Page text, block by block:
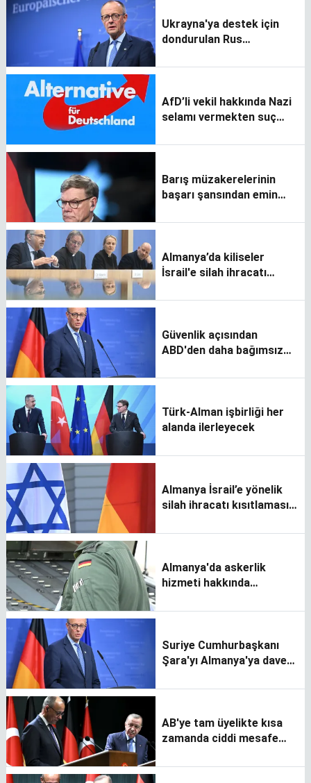
Ukrayna'ya destek için
dondurulan Rus
önerdi
AfD’li vekil hakkında Nazi
selamı vermekten suç
Barış müzakerelerinin
başarı şansından emin
Almanya’da kiliseler
İsrail'e silah ihracatı
Güvenlik açısından
ABD'den daha bağımsız
Türk-Alman işbirliği her
alanda ilerleyecek
Almanya İsrail’e yönelik
silah ihracatı kısıtlamasını
Almanya'da askerlik
hizmeti hakkında
Suriye Cumhurbaşkanı
Şara'yı Almanya'ya davet
AB'ye tam üyelikte kısa
zamanda ciddi mesafe